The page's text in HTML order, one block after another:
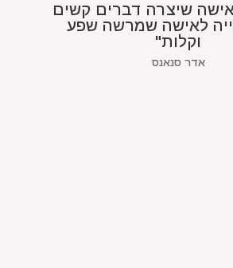
שיצרה דברים קשים
לאישה שמרשה שפע
וקלות"
אדר סנאנס